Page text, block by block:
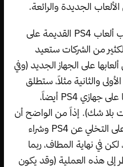
الجديدة والرائعة.
بإمكانك بلا شك أن تلعب ألعاب PS4 القديمة على
من الشركات ستعيد
على الجهاز الجديد (وفي
والثانية مثلاً، ستطلق
شركات الألعاب منتجاتها على جهازي PS4 أيضاً،
بلا شك). إذاً من الواضح أن
شركة Sony لن تجبرك على التخلي عن PS4 وشراء
لكن في نهاية المطاف، ربما
إلى هذه العملية (وقد يكون